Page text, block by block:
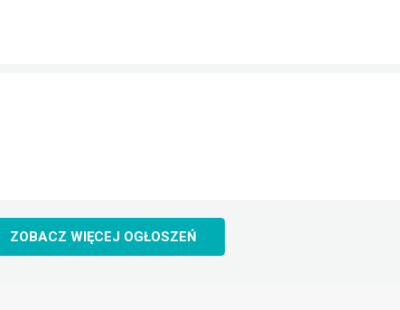
ZOBACZ WIĘCEJ OGŁOSZEŃ